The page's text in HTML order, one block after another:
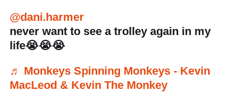
@dani.harmer
never want to see a trolley again in my
life😭😭😭
♬ Monkeys Spinning Monkeys - Kevin
MacLeod & Kevin The Monkey